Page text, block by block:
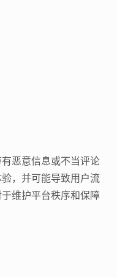
恶意信息或不当评论
，并可能导致用户流
维护平台秩序和保障